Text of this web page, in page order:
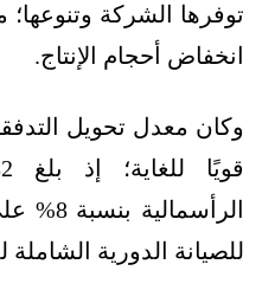
توفرها الشركة
انخفاض أحجام الإنتاج.
وكان معدل تحويل
للصيانة الدورية